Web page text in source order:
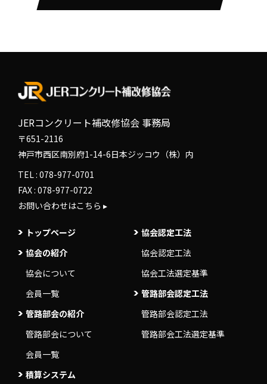
JERコンクリート補改修協会 事務局
〒651-2116
神戸市西区南別府1-14-6日本ジッコウ（株）内
TEL : 078-977-0701
FAX : 078-977-0722
お問い合わせはこちら ▸
トップページ
協会の紹介
協会について
会員一覧
管路部会の紹介
管路部会について
会員一覧
協会認定工法
協会認定工法
協会工法選定基準
管路部会認定工法
管路部会認定工法
管路部会工法選定基準
積算システム